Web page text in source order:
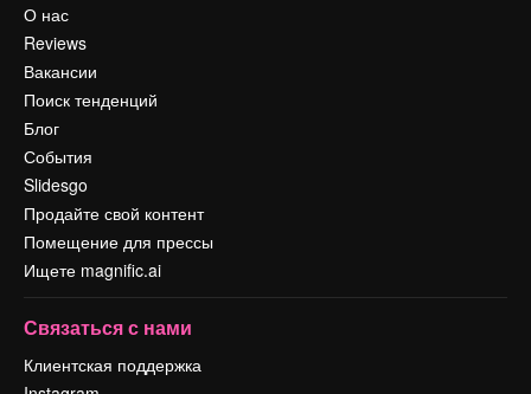
О нас
Reviews
Вакансии
Поиск тенденций
Блог
События
Slidesgo
Продайте свой контент
Помещение для прессы
Ищете magnific.ai
Связаться с нами
Клиентская поддержка